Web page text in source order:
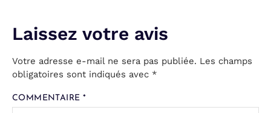
Votre adresse e-mail ne sera pas publiée. Les champs
obligatoires sont indiqués avec *
COMMENTAIRE *